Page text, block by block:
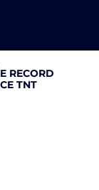
RECORD
TNT